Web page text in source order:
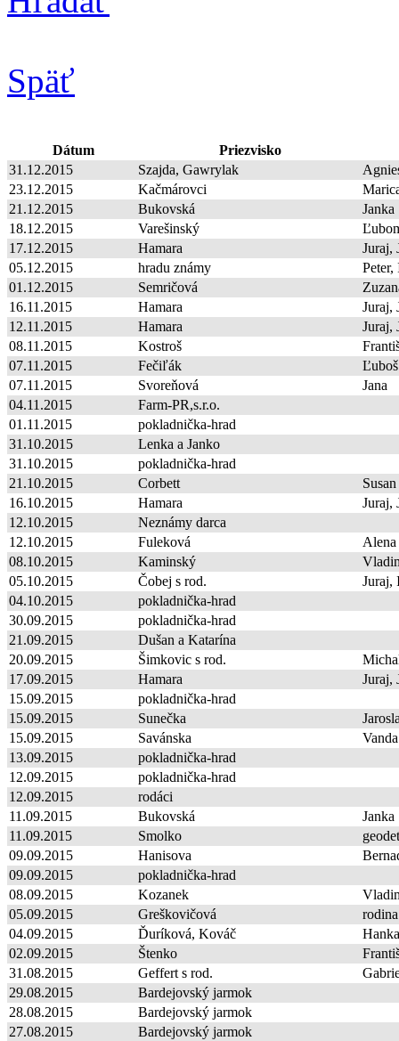
Späť
Dátum
Priezvisko
31.12.2015
Szajda, Gawrylak
23.12.2015
Kačmárovci
21.12.2015
Bukovská
Janka
18.12.2015
Varešinský
17.12.2015
Hamara
Juraj,
05.12.2015
hradu známy
Peter,
01.12.2015
Semričová
16.11.2015
Hamara
Juraj,
12.11.2015
Hamara
Juraj,
08.11.2015
Kostroš
07.11.2015
Fečiľák
Ľuboš
07.11.2015
Svoreňová
Jana
04.11.2015
Farm-PR,s.r.o.
01.11.2015
pokladnička-hrad
31.10.2015
Lenka a Janko
31.10.2015
pokladnička-hrad
21.10.2015
Corbett
16.10.2015
Hamara
Juraj,
12.10.2015
Neznámy darca
12.10.2015
Fuleková
Alena
08.10.2015
Kaminský
05.10.2015
Čobej s rod.
Juraj,
04.10.2015
pokladnička-hrad
30.09.2015
pokladnička-hrad
21.09.2015
Dušan a Katarína
20.09.2015
Šimkovic s rod.
17.09.2015
Hamara
Juraj,
15.09.2015
pokladnička-hrad
15.09.2015
Sunečka
15.09.2015
Savánska
Vanda
13.09.2015
pokladnička-hrad
12.09.2015
pokladnička-hrad
12.09.2015
rodáci
11.09.2015
Bukovská
Janka
11.09.2015
Smolko
geodet
09.09.2015
Hanisova
09.09.2015
pokladnička-hrad
08.09.2015
Kozanek
05.09.2015
Greškovičová
rodina
04.09.2015
Ďuríková, Kováč
02.09.2015
Štenko
31.08.2015
Geffert s rod.
29.08.2015
Bardejovský jarmok
28.08.2015
Bardejovský jarmok
27.08.2015
Bardejovský jarmok